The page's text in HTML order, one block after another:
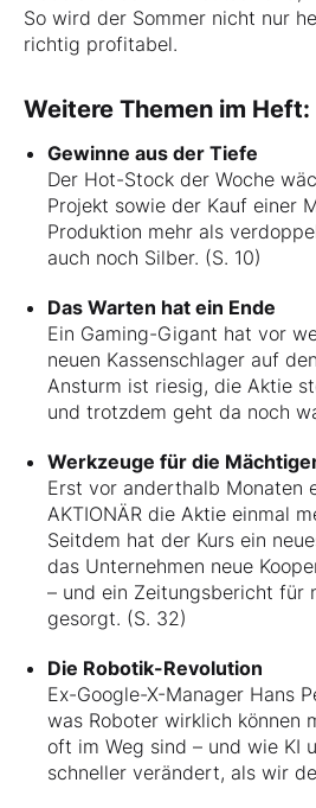
So wird der Sommer nicht nur
richtig profitabel.
Weitere Themen im Heft:
Gewinne aus der Tiefe
Der Hot-Stock der Woche
Projekt sowie der Kauf einer
Produktion mehr als
auch noch Silber. (S. 10)
Das Warten hat ein Ende
Ein Gaming-Gigant hat vor
neuen Kassenschlager auf
Ansturm ist riesig, die Aktie
und trotzdem geht da noch
Werkzeuge für die
Erst vor anderthalb Monaten
AKTIONÄR die Aktie einmal
Seitdem hat der Kurs ein
das Unternehmen neue
– und ein Zeitungsbericht für
gesorgt. (S. 32)
Die Robotik-Revolution
Ex-Google-X-Manager Hans
was Roboter wirklich können
oft im Weg sind – und wie KI
schneller verändert, als wir